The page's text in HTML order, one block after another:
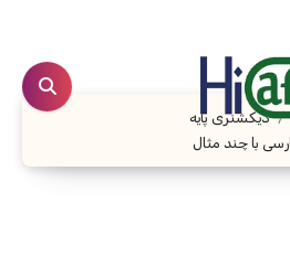
دیکشنری پایه